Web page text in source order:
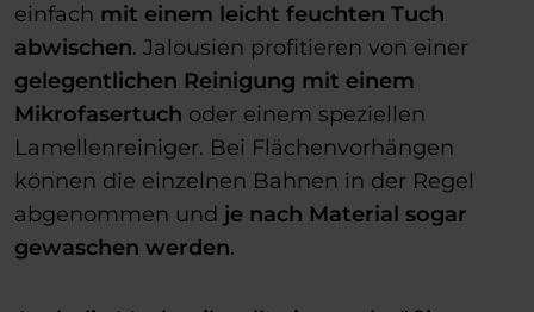
einfach mit einem leicht feuchten Tuch
abwischen. Jalousien profitieren von einer
gelegentlichen Reinigung mit einem
Mikrofasertuch oder einem speziellen
Lamellenreiniger. Bei Flächenvorhängen
können die einzelnen Bahnen in der Regel
abgenommen und je nach Material sogar
gewaschen werden.